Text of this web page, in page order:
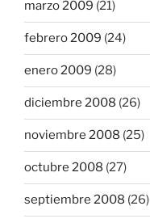
marzo 2009 (21)
febrero 2009 (24)
enero 2009 (28)
diciembre 2008 (26)
noviembre 2008 (25)
octubre 2008 (27)
septiembre 2008 (26)